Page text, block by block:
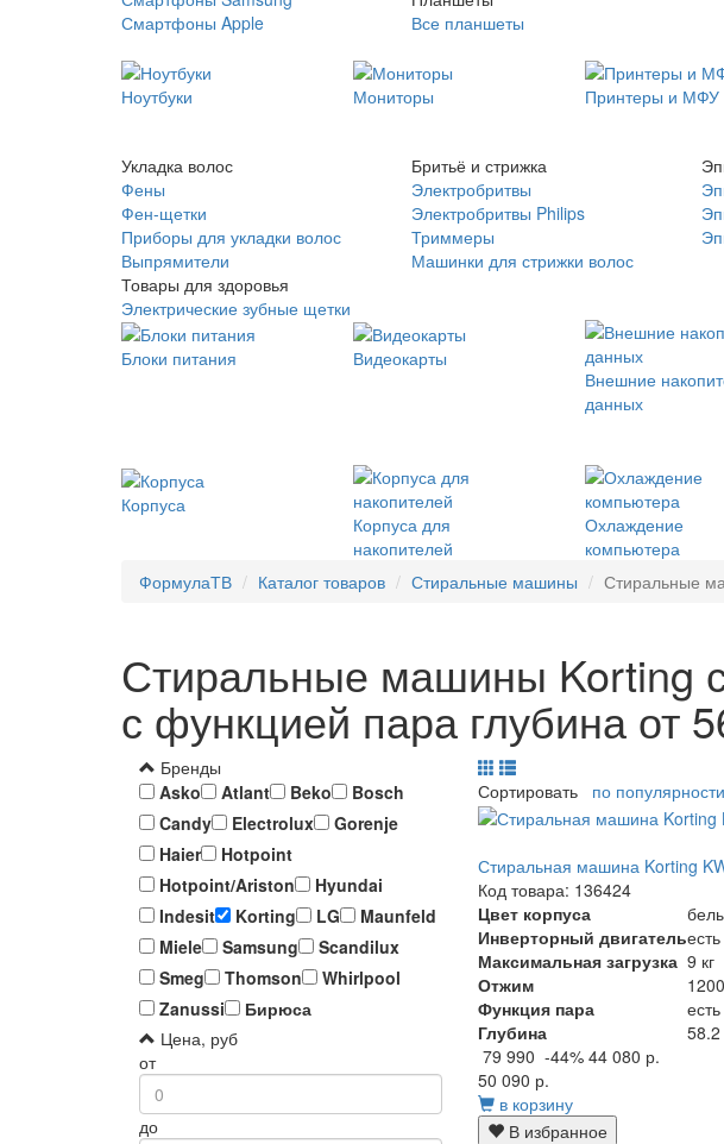
Смартфоны Apple
Все планшеты
Ноутбуки Мониторы
Принтеры и МФУ
Укладка волос
Фены
Фен-щетки
Приборы для укладки волос
Выпрямители
Товары для здоровья
Электрические зубные щетки
Бритьё и стрижка
Электробритвы
Электробритвы Philips
Триммеры
Машинки для стрижки волос
Блоки питания
Видеокарты
Внешние
данных
Корпуса
Корпуса для
накопителей
Охлаждение
компьютера
ФормулаТВ Каталог товаров Стиральные машины Стиральные
Стиральные машины Korting
с функцией пара глубина от
Бренды
Asko
Atlant Beko
Bosch
Candy
Electrolux
Gorenje
Haier
Hotpoint
Hotpoint/Ariston
Hyundai
Indesit
Korting LG
Maunfeld
Miele
Samsung
Scandilux
Smeg
Thomson
Whirlpool
Zanussi
Бирюса
Цена, руб
от
до
Сортировать по популярности
Стиральная машина Korting
Код товара: 136424
Цвет корпуса
Инверторный двигательесть
Максимальная загрузка 9 кг
Отжим
Функция пара
есть
Глубина
79 990 -44% 44 080 р.
50 090 р.
в корзину
В избранное